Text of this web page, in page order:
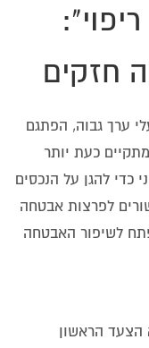
חזקים
ערך גבוה, הפתגם
כעת יותר
כדי להגן על הנכסים
לפרצות אבטחה
לשיפור האבטחה
הצעד הראשון